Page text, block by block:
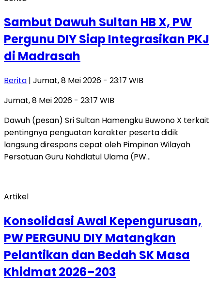
Sambut Dawuh Sultan HB X, PW
Pergunu DIY Siap Integrasikan PKJ
di Madrasah
Berita | Jumat, 8 Mei 2026 - 23:17 WIB
Jumat, 8 Mei 2026 - 23:17 WIB
Dawuh (pesan) Sri Sultan Hamengku Buwono X terkait
pentingnya penguatan karakter peserta didik
langsung direspons cepat oleh Pimpinan Wilayah
Persatuan Guru Nahdlatul Ulama (PW…
Artikel
Konsolidasi Awal Kepengurusan,
PW PERGUNU DIY Matangkan
Pelantikan dan Bedah SK Masa
Khidmat 2026–203